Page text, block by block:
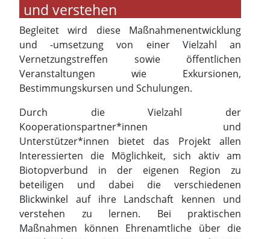
und verstehen
Begleitet wird diese Maßnahmenentwicklung
und -umsetzung von einer Vielzahl an
Vernetzungstreffen sowie öffentlichen
Veranstaltungen wie Exkursionen,
Bestimmungskursen und Schulungen.
Durch die Vielzahl der
Kooperationspartner*innen und
Unterstützer*innen bietet das Projekt allen
Interessierten die Möglichkeit, sich aktiv am
Biotopverbund in der eigenen Region zu
beteiligen und dabei die verschiedenen
Blickwinkel auf ihre Landschaft kennen und
verstehen zu lernen. Bei praktischen
Maßnahmen können Ehrenamtliche über die